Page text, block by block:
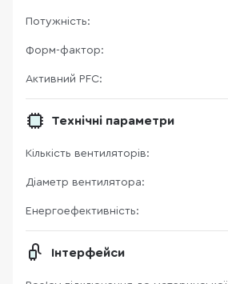
Потужність:
Форм-фактор:
Активний PFC:
Технічні параметри
Кількість вентиляторів:
Діаметр вентилятора:
Енергоефективність:
Інтерфейси